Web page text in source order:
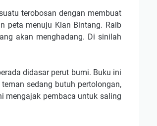
terobosan dengan membuat
peta menuju Klan Bintang. Raib
akan menghadang. Di sinilah
didasar perut bumi. Buku ini
sedang butuh pertolongan,
mengajak pembaca untuk saling